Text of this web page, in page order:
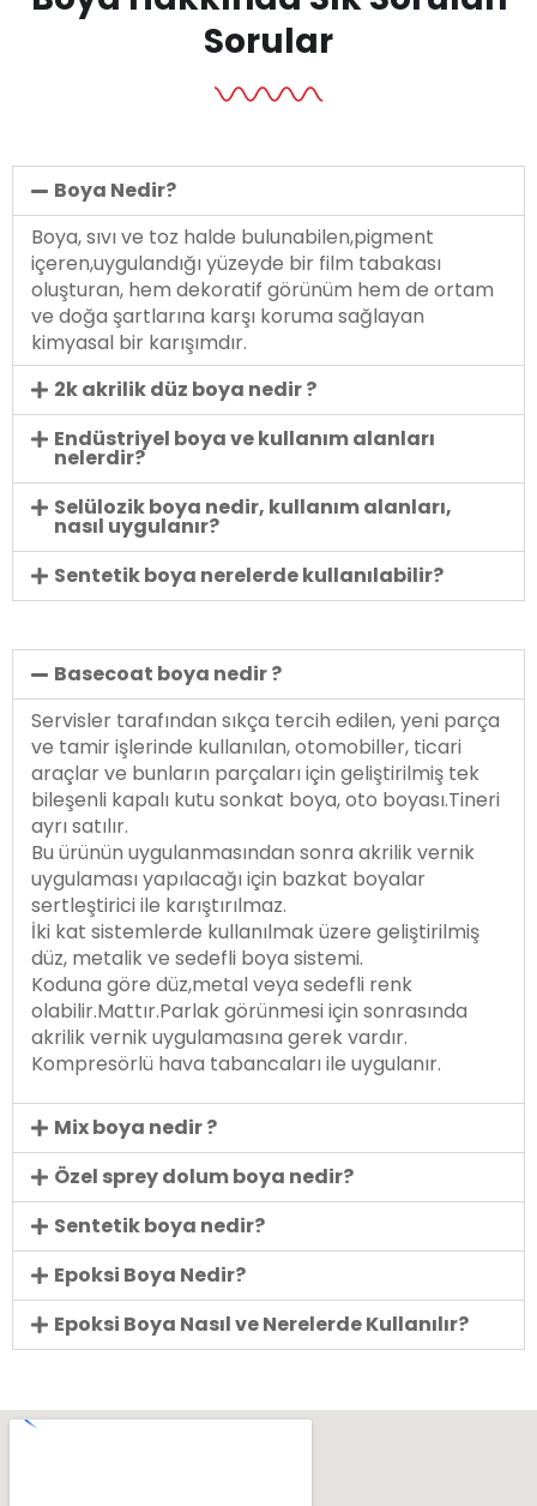
Sorular
Boya Nedir?
Boya, sıvı ve toz halde bulunabilen,pigment
içeren,uygulandığı yüzeyde bir film tabakası
oluşturan, hem dekoratif görünüm hem de ortam
ve doğa şartlarına karşı koruma sağlayan
kimyasal bir karışımdır.
2k akrilik düz boya nedir ?
Endüstriyel boya ve kullanım alanları
nelerdir?
Selülozik boya nedir, kullanım alanları,
nasıl uygulanır?
Sentetik boya nerelerde kullanılabilir?
Basecoat boya nedir ?
Servisler tarafından sıkça tercih edilen, yeni parça
ve tamir işlerinde kullanılan, otomobiller, ticari
araçlar ve bunların parçaları için geliştirilmiş tek
bileşenli kapalı kutu sonkat boya, oto boyası.Tineri
ayrı satılır.
Bu ürünün uygulanmasından sonra akrilik vernik
uygulaması yapılacağı için bazkat boyalar
sertleştirici ile karıştırılmaz.
İki kat sistemlerde kullanılmak üzere geliştirilmiş
düz, metalik ve sedefli boya sistemi.
Koduna göre düz,metal veya sedefli renk
olabilir.Mattır.Parlak görünmesi için sonrasında
akrilik vernik uygulamasına gerek vardır.
Kompresörlü hava tabancaları ile uygulanır.
Mix boya nedir ?
Özel sprey dolum boya nedir?
Sentetik boya nedir?
Epoksi Boya Nedir?
Epoksi Boya Nasıl ve Nerelerde Kullanılır?